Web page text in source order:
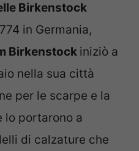
Birkenstock
in Germania,
Birkenstock iniziò a
nella sua città
per le scarpe e la
lo portarono a
di calzature che